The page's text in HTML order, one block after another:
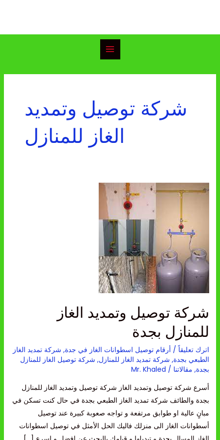
شركة توصيل وتمديد
الغاز للمنازل
شركة توصيل وتمديد الغاز
للمنازل بجدة
اترك تعليقاً / أرقام توصيل اسطوانات الغاز في جدة, شركة تمديد الغاز
الطبعي بجدة, شركة تمديد الغاز للمنازل, شركة توصيل الغاز للمنازل
بجدة, مقالاتنا /
Mr. Khaled
أسرع شركة توصيل وتمديد الغاز شركة توصيل وتمديد الغاز للمنازل
بجدة والطائف شركة تمديد الغاز الطبعي بجدة في حال كنت تسكن في
مبانٍ عالية او طوابق مرتفعة و تواجه صعوبة كبيرة عند توصيل
أسطوانات الغاز الى منزلك فاليك الحل الأمثل في توصيل اسطوانات
شركة
للمنازل
بجدة